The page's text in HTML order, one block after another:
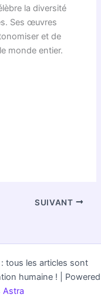
la diversité
Ses œuvres
et de
monde entier.
SUIVANT
tous les articles sont
humaine ! | Powered
Astra